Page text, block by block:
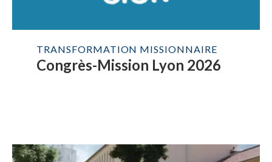
TRANSFORMATION MISSIONNAIRE
Congrès-Mission Lyon 2026